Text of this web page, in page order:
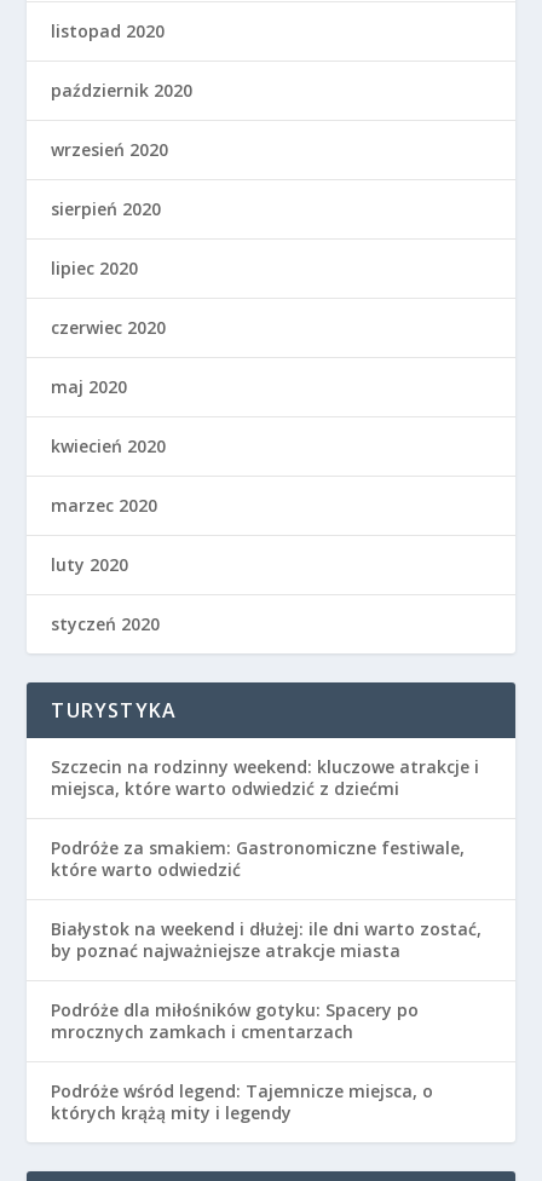
listopad 2020
październik 2020
wrzesień 2020
sierpień 2020
lipiec 2020
czerwiec 2020
maj 2020
kwiecień 2020
marzec 2020
luty 2020
styczeń 2020
TURYSTYKA
Szczecin na rodzinny weekend: kluczowe atrakcje i
miejsca, które warto odwiedzić z dziećmi
Podróże za smakiem: Gastronomiczne festiwale,
które warto odwiedzić
Białystok na weekend i dłużej: ile dni warto zostać,
by poznać najważniejsze atrakcje miasta
Podróże dla miłośników gotyku: Spacery po
mrocznych zamkach i cmentarzach
Podróże wśród legend: Tajemnicze miejsca, o
których krążą mity i legendy